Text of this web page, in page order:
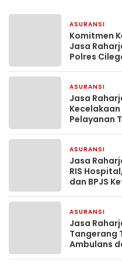
ASURANSI
Komitmen
Jasa
Polres
ASURANSI
Jasa
Pelayanan
ASURANSI
Jasa
RIS
dan BPJS
ASURANSI
Jasa
Tangerang
Ambulans